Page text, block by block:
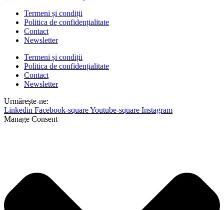
Termeni și condiții
Politica de confidențialitate
Contact
Newsletter
Termeni și condiții
Politica de confidențialitate
Contact
Newsletter
Urmărește-ne:
Linkedin Facebook-squareYoutube-square Instagram
Manage Consent